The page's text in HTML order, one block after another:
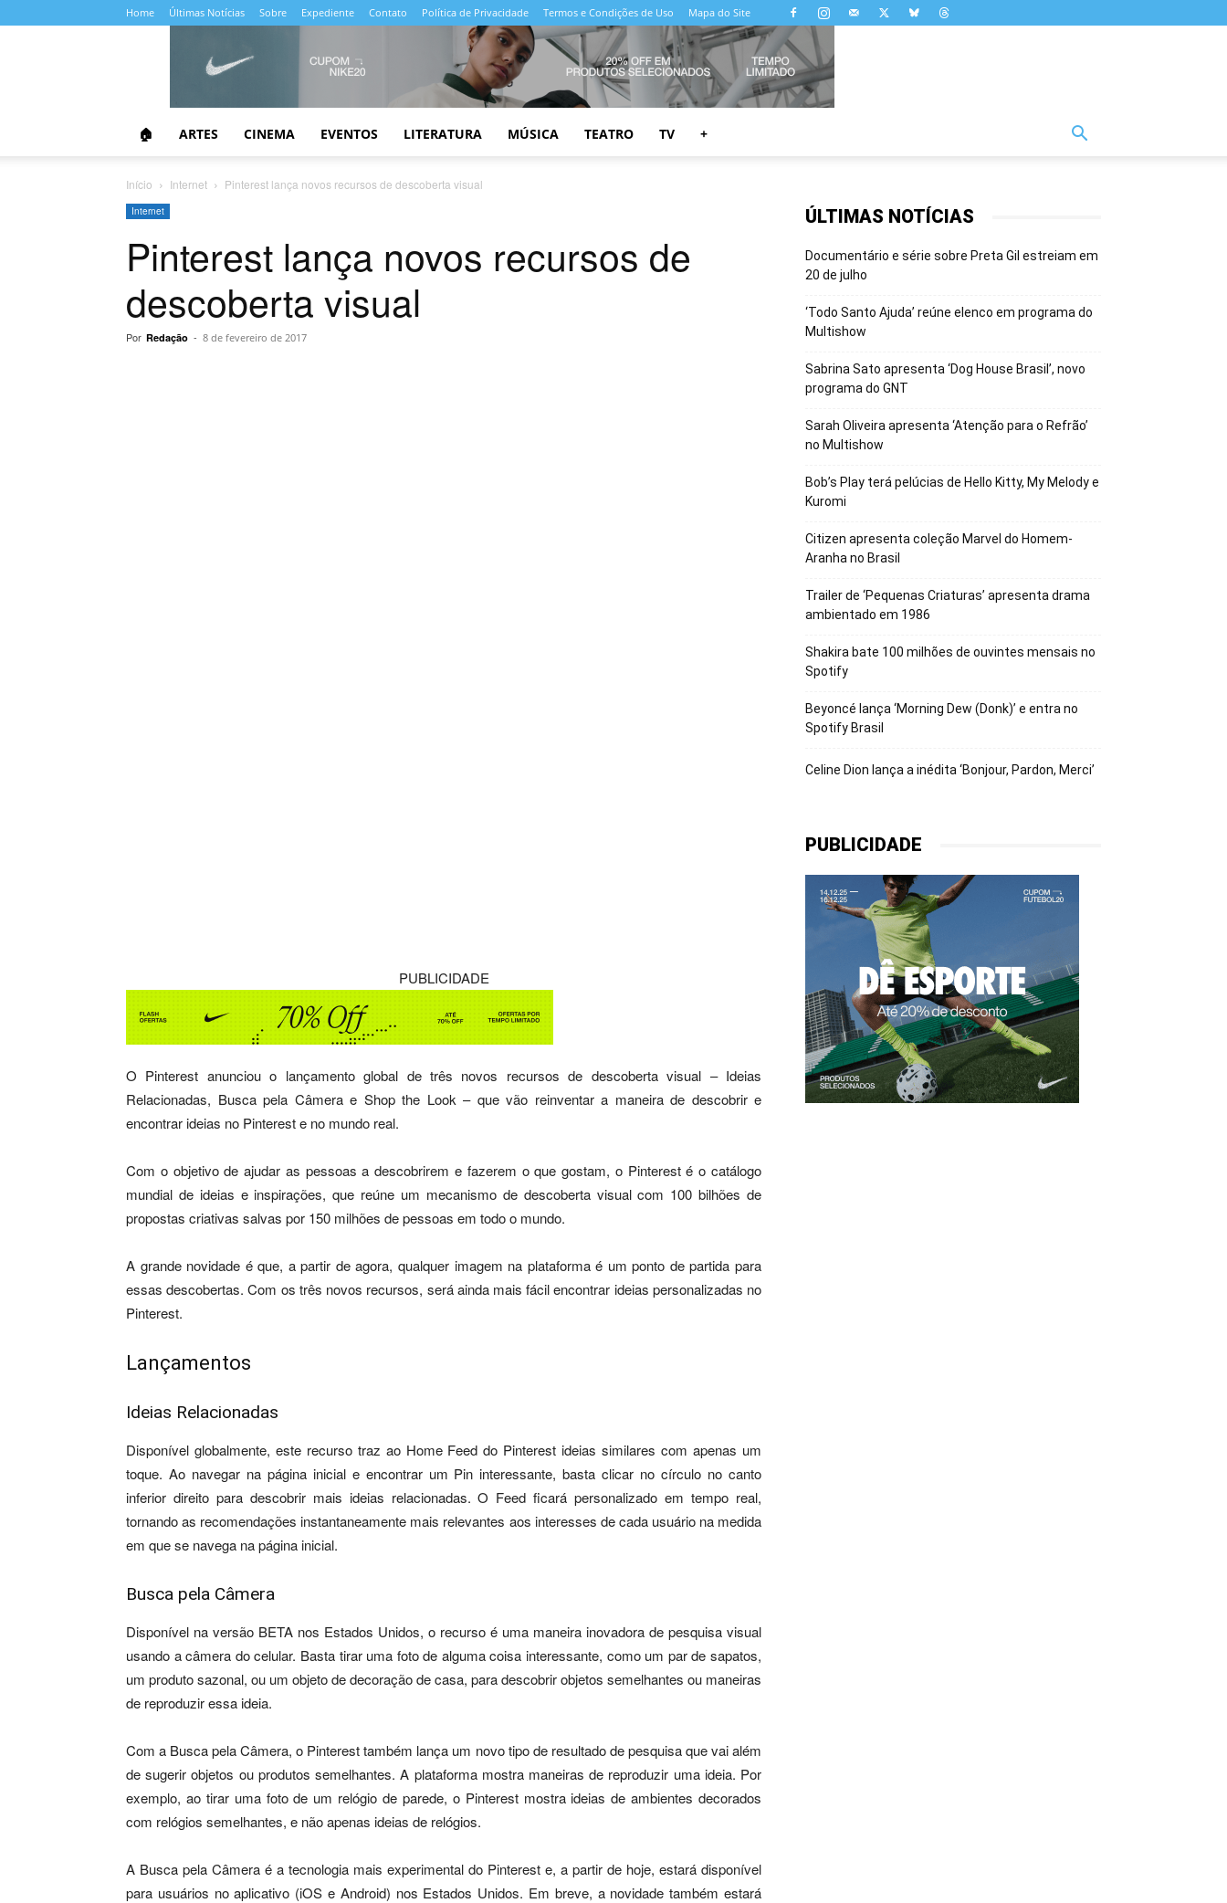
Home Últimas Notícias Sobre Expediente Contato Política de Privacidade Termos e Condições de Uso Mapa do Site
🏠 ARTES CINEMA EVENTOS LITERATURA MÚSICA TEATRO TV +
Início Internet Pinterest lança novos recursos de descoberta visual
Internet
Pinterest lança novos recursos de
descoberta visual
Por Redação - 8 de fevereiro de 2017
PUBLICIDADE
O Pinterest anunciou o lançamento global de três novos recursos de descoberta visual – Ideias
Relacionadas, Busca pela Câmera e Shop the Look – que vão reinventar a maneira de descobrir e
encontrar ideias no Pinterest e no mundo real.
Com o objetivo de ajudar as pessoas a descobrirem e fazerem o que gostam, o Pinterest é o catálogo
mundial de ideias e inspirações, que reúne um mecanismo de descoberta visual com 100 bilhões de
propostas criativas salvas por 150 milhões de pessoas em todo o mundo.
A grande novidade é que, a partir de agora, qualquer imagem na plataforma é um ponto de partida para
essas descobertas. Com os três novos recursos, será ainda mais fácil encontrar ideias personalizadas no
Pinterest.
Lançamentos
Ideias Relacionadas
Disponível globalmente, este recurso traz ao Home Feed do Pinterest ideias similares com apenas um
toque. Ao navegar na página inicial e encontrar um Pin interessante, basta clicar no círculo no canto
inferior direito para descobrir mais ideias relacionadas. O Feed ficará personalizado em tempo real,
tornando as recomendações instantaneamente mais relevantes aos interesses de cada usuário na medida
em que se navega na página inicial.
Busca pela Câmera
Disponível na versão BETA nos Estados Unidos, o recurso é uma maneira inovadora de pesquisa visual
usando a câmera do celular. Basta tirar uma foto de alguma coisa interessante, como um par de sapatos,
um produto sazonal, ou um objeto de decoração de casa, para descobrir objetos semelhantes ou maneiras
de reproduzir essa ideia.
Com a Busca pela Câmera, o Pinterest também lança um novo tipo de resultado de pesquisa que vai além
de sugerir objetos ou produtos semelhantes. A plataforma mostra maneiras de reproduzir uma ideia. Por
exemplo, ao tirar uma foto de um relógio de parede, o Pinterest mostra ideias de ambientes decorados
com relógios semelhantes, e não apenas ideias de relógios.
A Busca pela Câmera é a tecnologia mais experimental do Pinterest e, a partir de hoje, estará disponível
para usuários no aplicativo (iOS e Android) nos Estados Unidos. Em breve, a novidade também estará
ÚLTIMAS NOTÍCIAS
Documentário e série sobre Preta Gil estreiam em
20 de julho
‘Todo Santo Ajuda’ reúne elenco em programa do
Multishow
Sabrina Sato apresenta ‘Dog House Brasil’, novo
programa do GNT
Sarah Oliveira apresenta ‘Atenção para o Refrão’
no Multishow
Bob’s Play terá pelúcias de Hello Kitty, My Melody e
Kuromi
Citizen apresenta coleção Marvel do Homem-
Aranha no Brasil
Trailer de ‘Pequenas Criaturas’ apresenta drama
ambientado em 1986
Shakira bate 100 milhões de ouvintes mensais no
Spotify
Beyoncé lança ‘Morning Dew (Donk)’ e entra no
Spotify Brasil
Celine Dion lança a inédita ‘Bonjour, Pardon, Merci’
PUBLICIDADE